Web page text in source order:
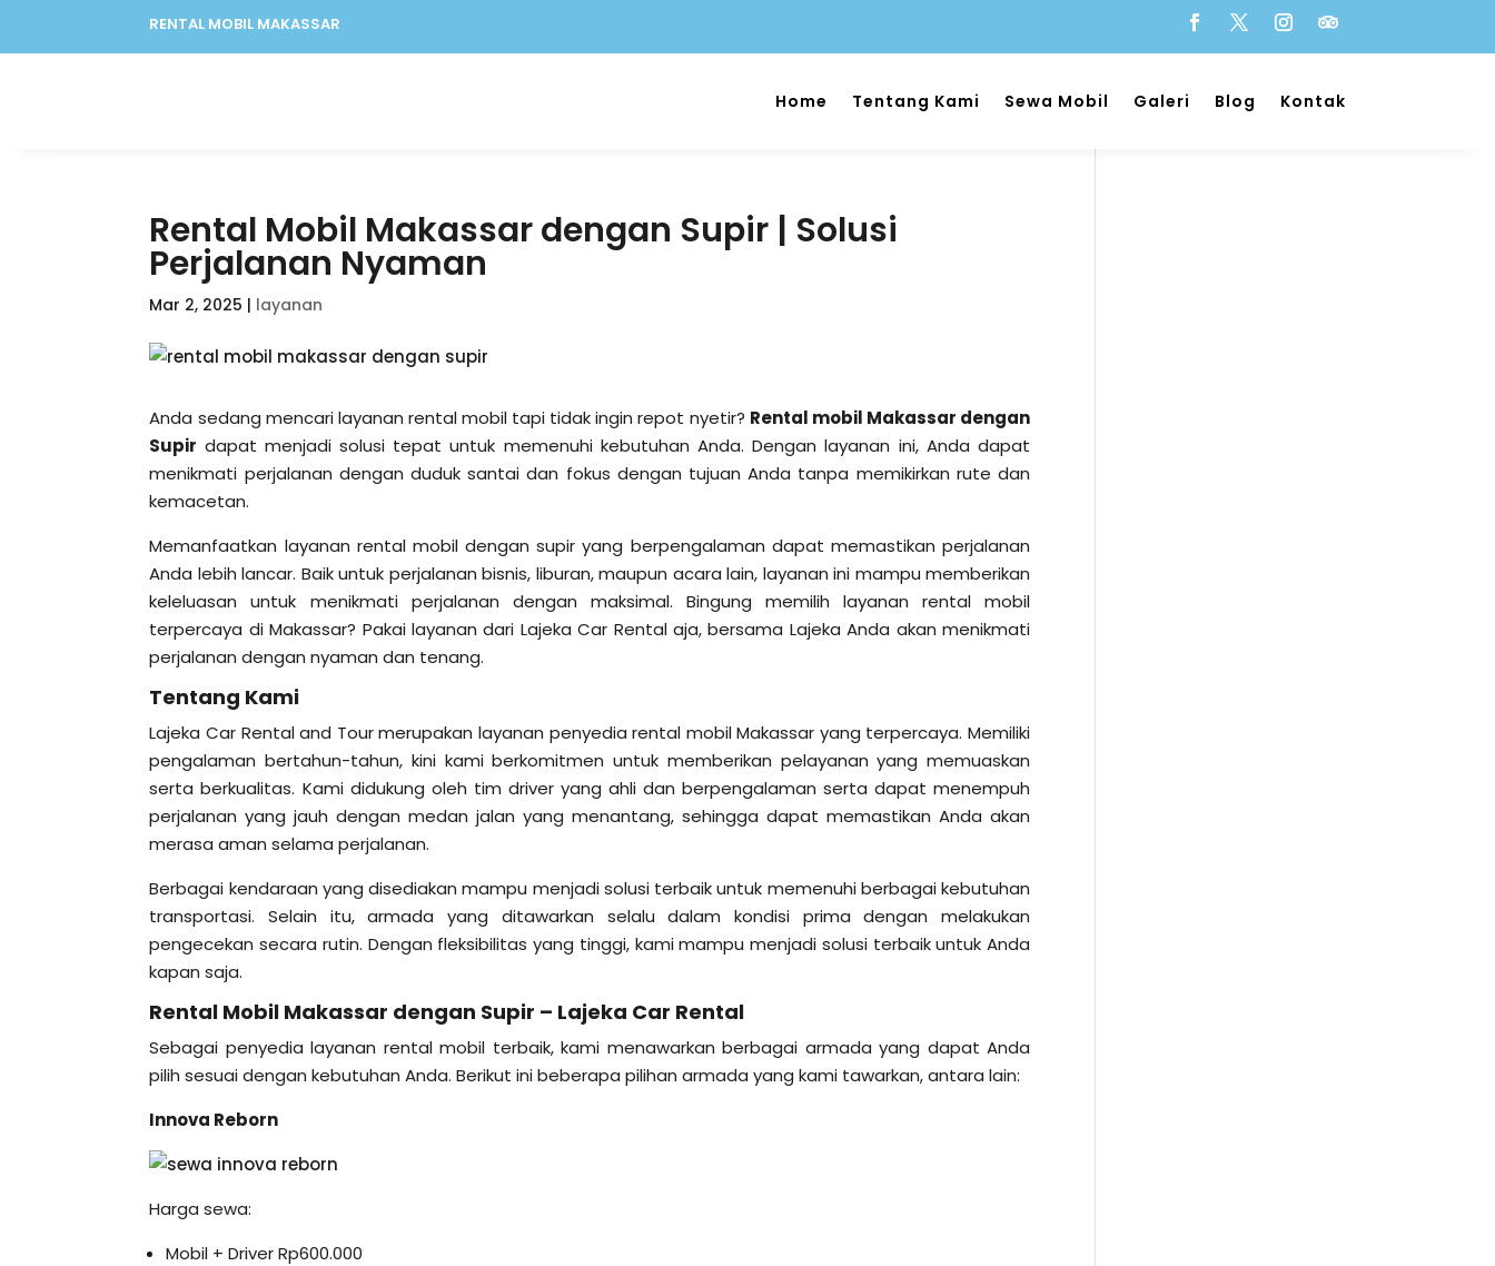
RENTAL MOBIL MAKASSAR
Home Tentang Kami Sewa Mobil Galeri Blog Kontak
Rental Mobil Makassar dengan Supir | Solusi
Perjalanan Nyaman
Mar 2, 2025 | layanan
Anda sedang mencari layanan rental mobil tapi tidak ingin repot nyetir? Rental mobil Makassar dengan
Supir dapat menjadi solusi tepat untuk memenuhi kebutuhan Anda. Dengan layanan ini, Anda dapat
menikmati perjalanan dengan duduk santai dan fokus dengan tujuan Anda tanpa memikirkan rute dan
kemacetan.
Memanfaatkan layanan rental mobil dengan supir yang berpengalaman dapat memastikan perjalanan
Anda lebih lancar. Baik untuk perjalanan bisnis, liburan, maupun acara lain, layanan ini mampu memberikan
keleluasan untuk menikmati perjalanan dengan maksimal. Bingung memilih layanan rental mobil
terpercaya di Makassar? Pakai layanan dari Lajeka Car Rental aja, bersama Lajeka Anda akan menikmati
perjalanan dengan nyaman dan tenang.
Tentang Kami
Lajeka Car Rental and Tour merupakan layanan penyedia rental mobil Makassar yang terpercaya. Memiliki
pengalaman bertahun-tahun, kini kami berkomitmen untuk memberikan pelayanan yang memuaskan
serta berkualitas. Kami didukung oleh tim driver yang ahli dan berpengalaman serta dapat menempuh
perjalanan yang jauh dengan medan jalan yang menantang, sehingga dapat memastikan Anda akan
merasa aman selama perjalanan.
Berbagai kendaraan yang disediakan mampu menjadi solusi terbaik untuk memenuhi berbagai kebutuhan
transportasi. Selain itu, armada yang ditawarkan selalu dalam kondisi prima dengan melakukan
pengecekan secara rutin. Dengan fleksibilitas yang tinggi, kami mampu menjadi solusi terbaik untuk Anda
kapan saja.
Rental Mobil Makassar dengan Supir – Lajeka Car Rental
Sebagai penyedia layanan rental mobil terbaik, kami menawarkan berbagai armada yang dapat Anda
pilih sesuai dengan kebutuhan Anda. Berikut ini beberapa pilihan armada yang kami tawarkan, antara lain:
Innova Reborn
Harga sewa:
Mobil + Driver Rp600.000